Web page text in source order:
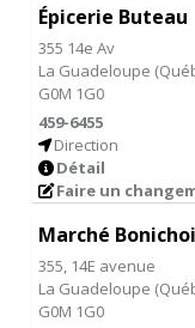
Épicerie Buteau
355 14e Av
La Guadeloupe (
G0M 1G0
459-6455
Direction
Détail
Faire un
Marché
355, 14E avenue
La Guadeloupe (
G0M 1G0